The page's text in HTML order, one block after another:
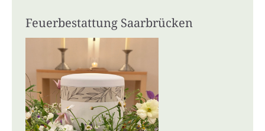
Feuerbestattung Saarbrücken